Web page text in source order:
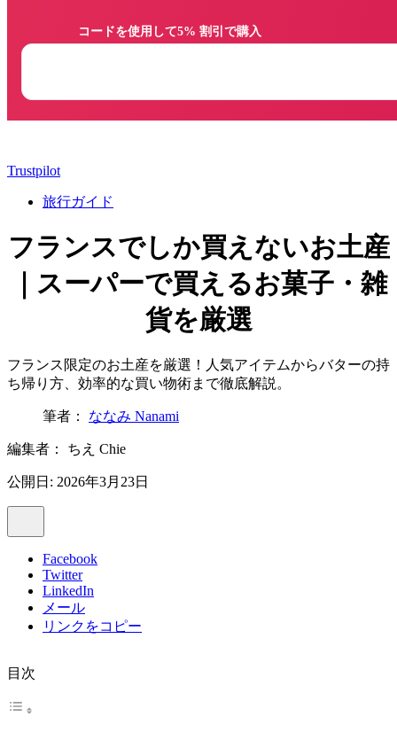
Trustpilot
旅行ガイド
フランスでしか買えないお土産
｜スーパーで買えるお菓子・雑
貨を厳選
フランス限定のお土産を厳選！人気アイテムからバターの持
ち帰り方、効率的な買い物術まで徹底解説。
筆者： ななみ Nanami
編集者： ちえ Chie
公開日: 2026年3月23日
Facebook
Twitter
LinkedIn
メール
リンクをコピー
目次